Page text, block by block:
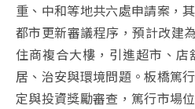
重、中和等地共六處申請案，
都市更新審議程序，預計改建
住商複合大樓，引進超市、
居、治安與環境問題。板橋篤
定與投資獎勵審查，篤行市場